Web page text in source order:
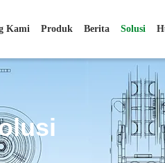
Kami Produk Berita Solusi